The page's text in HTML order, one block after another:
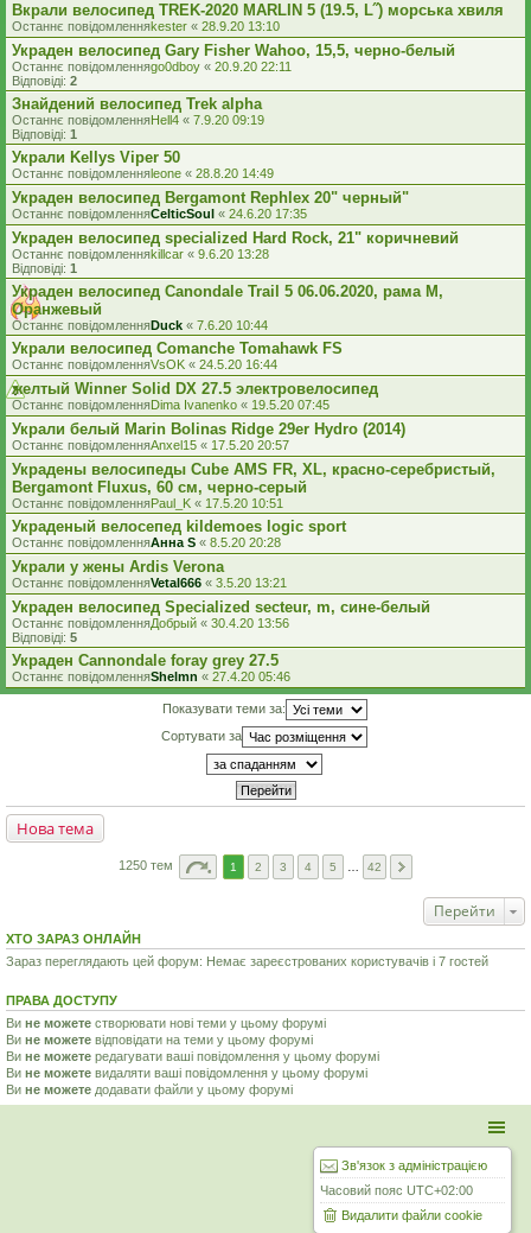
Вкрали велосипед TREK-2020 MARLIN 5 (19.5, L˝) морська хвиля
Останнє повідомленняkester « 28.9.20 13:10
Украден велосипед Gary Fisher Wahoo, 15,5, черно-белый
Останнє повідомленняgo0dboy « 20.9.20 22:11
Відповіді: 2
Знайдений велосипед Trek alpha
Останнє повідомленняHell4 « 7.9.20 09:19
Відповіді: 1
Украли Kellys Viper 50
Останнє повідомленняleone « 28.8.20 14:49
Украден велосипед Bergamont Rephlex 20" черный"
Останнє повідомленняCelticSoul « 24.6.20 17:35
Украден велосипед specialized Hard Rock, 21" коричневий
Останнє повідомленняkillcar « 9.6.20 13:28
Відповіді: 1
Украден велосипед Canondale Trail 5 06.06.2020, рама М,
Оранжевый
Останнє повідомленняDuck « 7.6.20 10:44
Украли велосипед Comanche Tomahawk FS
Останнє повідомленняVsOK « 24.5.20 16:44
желтый Winner Solid DX 27.5 электровелосипед
Останнє повідомленняDima Ivanenko « 19.5.20 07:45
Украли белый Marin Bolinas Ridge 29er Hydro (2014)
Останнє повідомленняAnxel15 « 17.5.20 20:57
Украдены велосипеды Cube AMS FR, XL, красно-серебристый,
Bergamont Fluxus, 60 см, черно-серый
Останнє повідомленняPaul_K « 17.5.20 10:51
Украденый велосепед kildemoes logic sport
Останнє повідомленняАнна S « 8.5.20 20:28
Украли у жены Ardis Verona
Останнє повідомленняVetal666 « 3.5.20 13:21
Украден велосипед Specialized secteur, m, сине-белый
Останнє повідомленняДобрый « 30.4.20 13:56
Відповіді: 5
Украден Cannondale foray grey 27.5
Останнє повідомленняShelmn « 27.4.20 05:46
Показувати теми за:
Сортувати за
Нова тема
1250 тем 1 2 3 4 5 42
Перейти
ХТО ЗАРАЗ ОНЛАЙН
Зараз переглядають цей форум: Немає зареєстрованих користувачів і 7 гостей
ПРАВА ДОСТУПУ
Ви не можете створювати нові теми у цьому форумі
Ви не можете відповідати на теми у цьому форумі
Ви не можете редагувати ваші повідомлення у цьому форумі
Ви не можете видаляти ваші повідомлення у цьому форумі
Ви не можете додавати файли у цьому форумі
Зв'язок з адміністрацією
Часовий пояс UTC+02:00
Видалити файли cookie